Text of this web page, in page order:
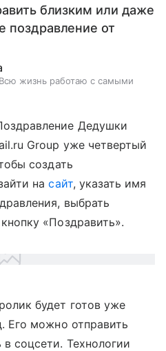
близким или даже
поздравление от
жизнь работаю с самыми
Дедушки
Group уже четвертый
создать
насайт, указать имя
выбрать
«Поздравить».
будет готов уже
Его можно отправить
соцсети. Технологии